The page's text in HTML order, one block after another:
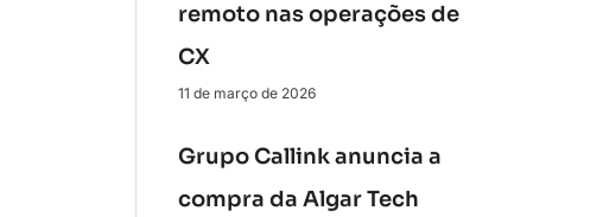
remoto nas operações de
CX
11 de março de 2026
Grupo Callink anuncia a
compra da Algar Tech